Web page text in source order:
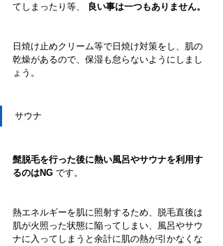
てしまったり等、
良い事は一つもありません。
日焼け止めクリーム等で日焼け対策をし、肌の
乾燥があるので、保湿も怠らないようにしまし
ょう。
サウナ
髭脱毛を行った後に熱い風呂やサウナを利用す
るのはNG です。
熱エネルギーを肌に照射するため、脱毛直後は
肌が火照った状態に陥ってしまい、風呂やサウ
ナに入ってしまうと余計に肌の熱が引かなくな